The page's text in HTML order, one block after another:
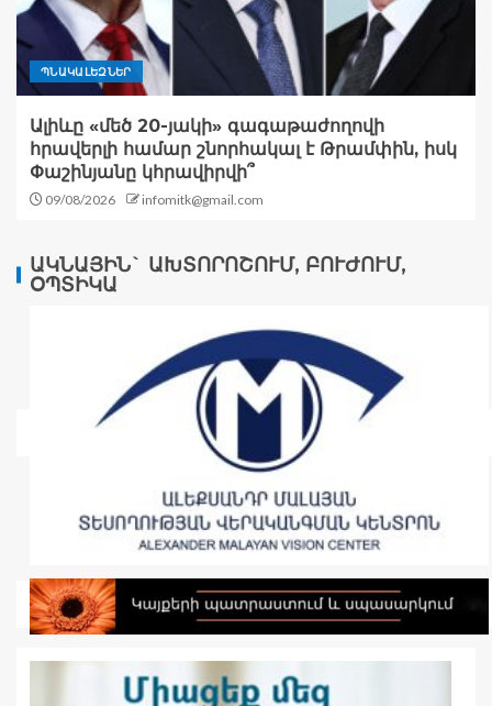
ՊՆԱԿԱԼԵԶՆԵՐ
Ալիևը «մեծ 20-յակի» գագաթաժողովի
հրավերլի համար շնորհակալ է Թրամփին, իսկ
Փաշինյանը կհրավիրվի՞
09/08/2026 infomitk@gmail.com
ԱԿՆԱՅԻՆ` ԱԽՏՈՐՈՇՈՒՄ, ԲՈՒԺՈՒՄ,
ՕՊՏԻԿԱ